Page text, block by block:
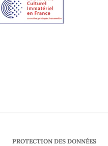
PROTECTION DES DONNÉES